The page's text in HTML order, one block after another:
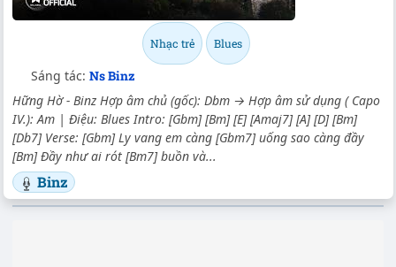
Nhạc trẻ Blues
Sáng tác: Ns Binz
Hững Hờ - Binz Hợp âm chủ (gốc): Dbm → Hợp âm sử dụng ( Capo
IV.): Am | Điệu: Blues Intro: [Gbm] [Bm] [E] [Amaj7] [A] [D] [Bm]
[Db7] Verse: [Gbm] Ly vang em càng [Gbm7] uống sao càng đầy
[Bm] Đầy như ai rót [Bm7] buồn và...
Binz